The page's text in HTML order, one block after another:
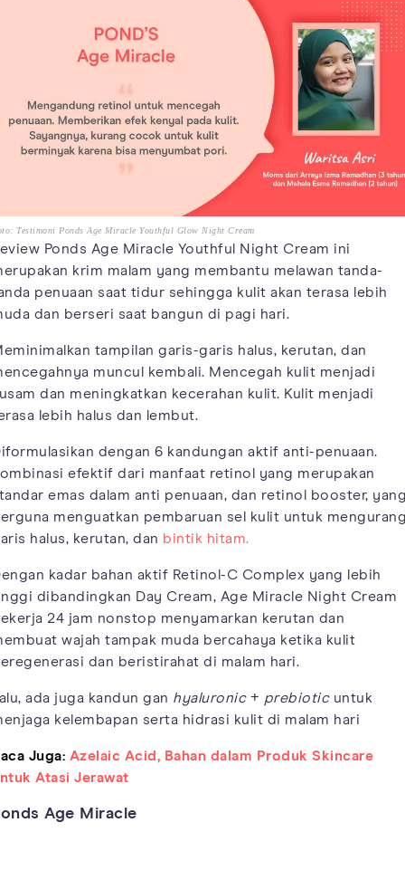
Testimoni Ponds Age Miracle Youthful Glow Night Cream
Ponds Age Miracle Youthful Night Cream ini
krim malam yang membantu melawan tanda-
penuaan saat tidur sehingga kulit akan terasa lebih
dan berseri saat bangun di pagi hari.
tampilan garis-garis halus, kerutan, dan
muncul kembali. Mencegah kulit menjadi
dan meningkatkan kecerahan kulit. Kulit menjadi
lebih halus dan lembut.
dengan 6 kandungan aktif anti-penuaan.
efektif dari manfaat retinol yang merupakan
emas dalam anti penuaan, dan retinol booster,
menguatkan pembaruan sel kulit untuk
halus, kerutan, dan bintik hitam.
kadar bahan aktif Retinol-C Complex yang lebih
dibandingkan Day Cream, Age Miracle Night Cream
24 jam nonstop menyamarkan kerutan dan
wajah tampak muda bercahaya ketika kulit
dan beristirahat di malam hari.
ada juga kandun gan hyaluronic+ prebioticuntuk
kelembapan serta hidrasi kulit di malam hari
Juga: Azelaic Acid, Bahan dalam Produk Skincare
Atasi Jerawat
Age Miracle